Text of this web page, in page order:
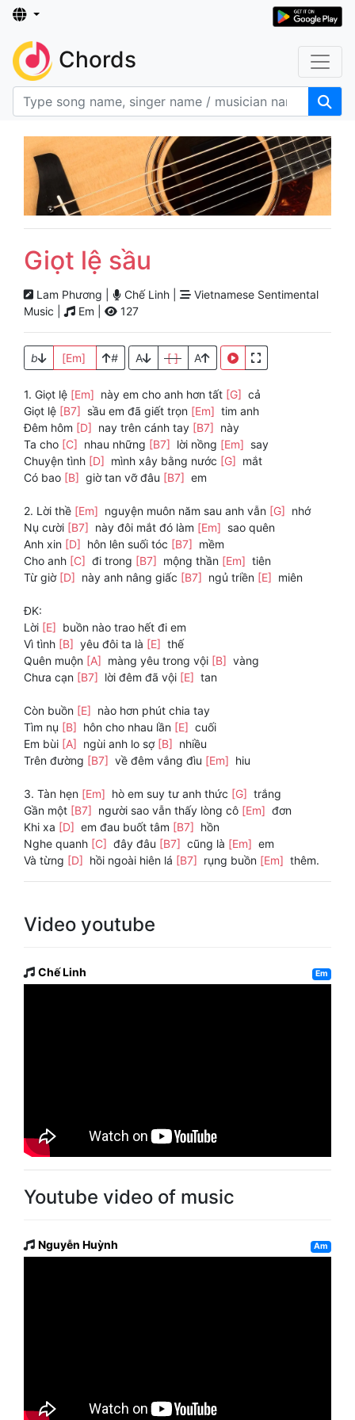
Chords
Giọt lệ sầu
Lam Phương | Chế Linh |
Vietnamese Sentimental
Music |
Em | 127
b [Em] # A [ ] A
1. Giọt lệ [Em] này em cho anh hơn tất [G] cả
Giọt lệ [B7] sầu em đã giết trọn [Em] tim anh
Đêm hôm [D] nay trên cánh tay [B7] này
Ta cho [C] nhau những [B7] lời nồng [Em] say
Chuyện tình [D] mình xây bằng nước [G] mắt
Có bao [B] giờ tan vỡ đâu [B7] em
2. Lời thề [Em] nguyện muôn năm sau anh vẫn [G] nhớ
Nụ cười [B7] này đôi mắt đó làm [Em] sao quên
Anh xin [D] hôn lên suối tóc [B7] mềm
Cho anh [C] đi trong [B7] mộng thần [Em] tiên
Từ giờ [D] này anh nâng giấc [B7] ngủ triền [E] miên
ĐK:
Lời [E] buồn nào trao hết đi em
Vì tình [B] yêu đôi ta là [E] thế
Quên muộn [A] màng yêu trong vội [B] vàng
Chưa cạn [B7] lời đêm đã vội [E] tan
Còn buồn [E] nào hơn phút chia tay
Tìm nụ [B] hôn cho nhau lần [E] cuối
Em bùi [A] ngùi anh lo sợ [B] nhiều
Trên đường [B7] về đêm vắng đìu [Em] hiu
3. Tàn hẹn [Em] hò em suy tư anh thức [G] trắng
Gần một [B7] người sao vẫn thấy lòng cô [Em] đơn
Khi xa [D] em đau buốt tâm [B7] hồn
Nghe quanh [C] đây đâu [B7] cũng là [Em] em
Và từng [D] hồi ngoài hiên lá [B7] rụng buồn [Em] thêm.
Video youtube
Chế Linh Em
Youtube video of music
Nguyễn Huỳnh Am